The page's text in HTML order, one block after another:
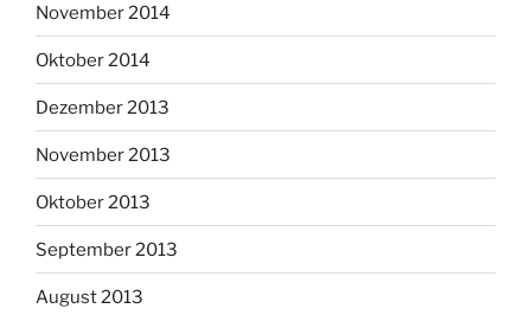
November 2014
Oktober 2014
Dezember 2013
November 2013
Oktober 2013
September 2013
August 2013